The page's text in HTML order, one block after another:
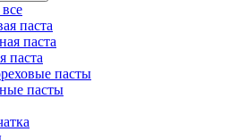
паста
паста
паста
пасты
пасты